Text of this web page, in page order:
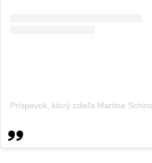
Príspevok, ktorý zdieľa Martina